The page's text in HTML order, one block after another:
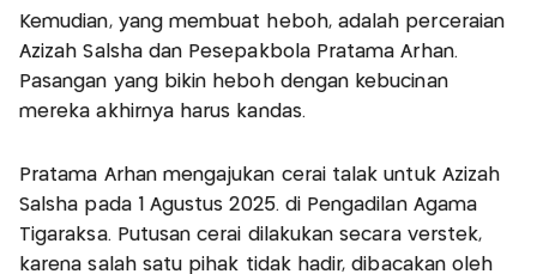
Kemudian, yang membuat heboh, adalah perceraian
Azizah Salsha dan Pesepakbola Pratama Arhan.
Pasangan yang bikin heboh dengan kebucinan
mereka akhirnya harus kandas.
Pratama Arhan mengajukan cerai talak untuk Azizah
Salsha pada 1 Agustus 2025. di Pengadilan Agama
Tigaraksa. Putusan cerai dilakukan secara verstek,
karena salah satu pihak tidak hadir, dibacakan oleh